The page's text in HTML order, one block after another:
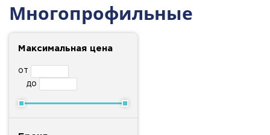
Многопрофильные
Максимальная цена
от
до